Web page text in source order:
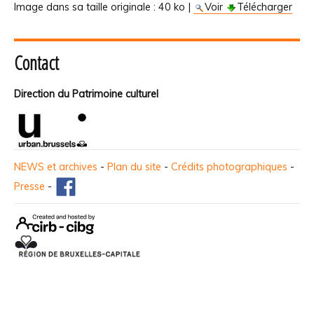
Image dans sa taille originale : 40 ko | Voir Télécharger
Contact
Direction du Patrimoine culturel
NEWS et archives - Plan du site - Crédits photographiques -
Presse -